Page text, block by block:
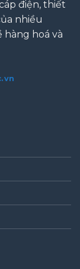
điện, thiết
nhiều
hoá và